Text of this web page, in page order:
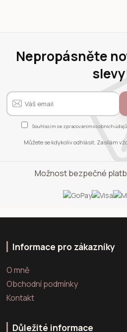
Nepropásněte
Souhlasím se zpracováním osobních údajů
Můžete se kdykoliv odhlásit. Zasílám
Možnost bezpečné
Informace pro zákazníky
O mně
Obchodní podmínky
Kontakt
Důležité informace